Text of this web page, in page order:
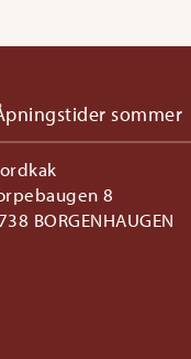
sommer
8
BORGENHAUGEN